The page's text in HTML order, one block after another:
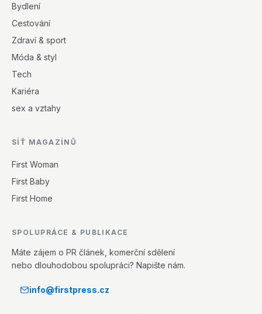
Bydlení
Cestování
Zdraví & sport
Móda & styl
Tech
Kariéra
sex a vztahy
SÍŤ MAGAZÍNŮ
First Woman
First Baby
First Home
SPOLUPRÁCE & PUBLIKACE
Máte zájem o PR článek, komerční sdělení
nebo dlouhodobou spolupráci? Napište nám.
info@firstpress.cz